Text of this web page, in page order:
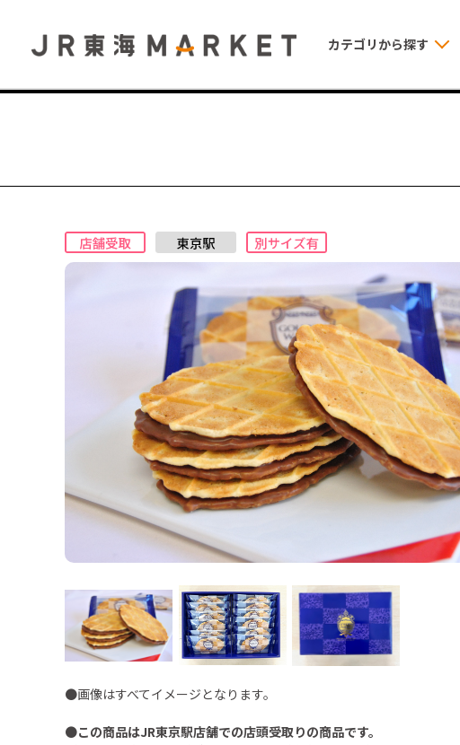
カテゴリから探す
●画像はすべてイメージとなります。
●この商品はJR東京駅店舗での店頭受取りの商品です。